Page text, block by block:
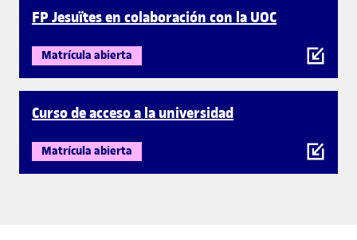
FP Jesuïtes en colaboración con la UOC
Matrícula abierta
Curso de acceso a la universidad
Matrícula abierta